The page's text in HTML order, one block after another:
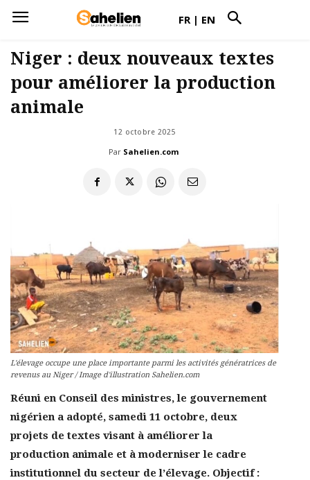
FR | EN
Niger : deux nouveaux textes
pour améliorer la production
animale
12 octobre 2025
Par Sahelien.com
L'élevage occupe une place importante parmi les activités génératrices de
revenus au Niger / Image d'illustration Sahelien.com
Réuni en Conseil des ministres, le gouvernement
nigérien a adopté, samedi 11 octobre, deux
projets de textes visant à améliorer la
production animale et à moderniser le cadre
institutionnel du secteur de l’élevage. Objectif :